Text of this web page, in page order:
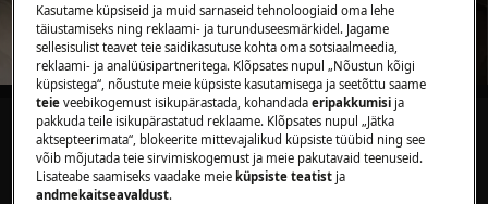
Otsi meie tugitekstide hulgast
Kasutame küpsiseid ja muid sarnaseid tehnoloogiaid oma lehe
täiustamiseks ning reklaami- ja turunduseesmärkidel. Jagame
sellesisulist teavet teie saidikasutuse kohta oma sotsiaalmeedia,
reklaami- ja analüüsipartneritega. Klõpsates nupul „Nõustun kõigi
küpsistega“, nõustute meie küpsiste kasutamisega ja seetõttu saame
teie veebikogemust isikupärastada, kohandadaeripakkumisi ja
pakkuda teile isikupärastatud reklaame. Klõpsates nupul „Jätka
aktsepteerimata“, blokeerite mittevajalikud küpsiste tüübid ning see
võib mõjutada teie sirvimiskogemust ja meie pakutavaid teenuseid.
Lisateabe saamiseks vaadake meieküpsiste teatist ja
andmekaitseavaldust.